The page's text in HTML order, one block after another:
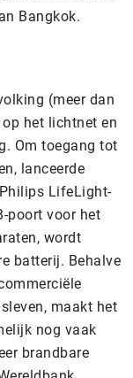
Bangkok.
(meer dan
het lichtnet en
Om toegang tot
lanceerde
LifeLight-
poort voor het
wordt
batterij. Behalve
maakt het
nog vaak
brandbare